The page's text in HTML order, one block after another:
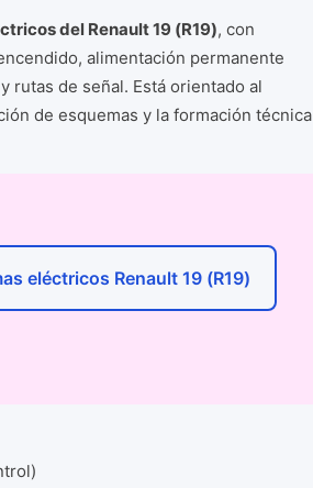
del Renault 19 (R19), con
alimentación permanente
rutas de señal. Está orientado al
de esquemas y la formación técnica
eléctricos Renault 19 (R19)